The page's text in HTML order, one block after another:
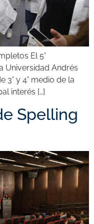
El 5°
Universidad Andrés
3° y 4° medio de la
interés […]
Spelling